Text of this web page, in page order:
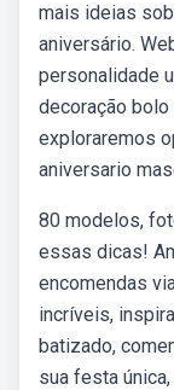
mais ideias
aniversário.
personalidade
decoração
exploraremos
aniversario
80 modelos,
essas dicas!
encomendas
incríveis,
batizado,
sua festa